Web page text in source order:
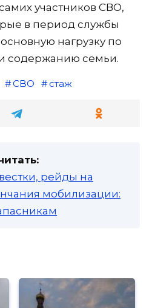
участников СВО,
в период службы
нагрузку по
содержанию семьи.
СВО стаж
рейды на
мобилизации: